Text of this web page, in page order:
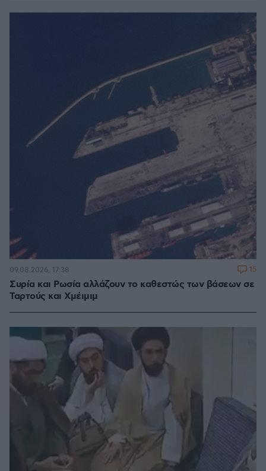
Συρία και Ρωσία αλλάζουν το καθεστώς των βάσεων σε
Ταρτούς και Χμέιμιμ
09.08.2026, 17:38 15